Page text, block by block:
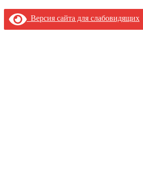
Версия сайта для слабовидящих